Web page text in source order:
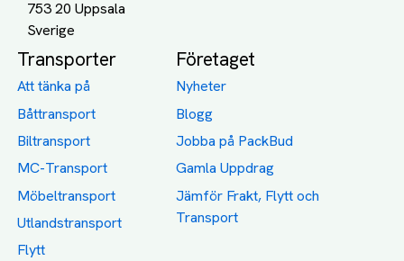
753 20 Uppsala
Transporter
Att tänka på
Båttransport
Biltransport
MC-Transport
Möbeltransport
Utlandstransport
Flytt
Företaget
Nyheter
Blogg
Jobba på PackBud
Gamla Uppdrag
Jämför Frakt, Flytt och
Transport